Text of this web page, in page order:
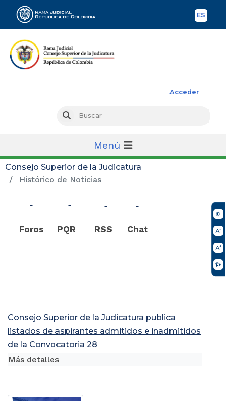
ES
Acceder
Buscar
Menú
Consejo Superior de la Judicatura
Histórico de Noticias
Foros PQR RSS Chat
Consejo Superior de la Judicatura publica
listados de aspirantes admitidos e inadmitidos
de la Convocatoria 28
Más detalles